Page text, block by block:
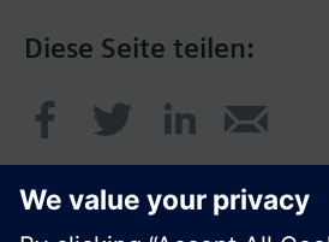
Diese Seite teilen: